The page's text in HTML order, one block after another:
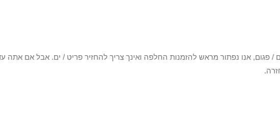
יום או שקיבלת פריט פגום / פגום, אנו נפתור מראש להזמנות החלפה ואינך צריך להחזיר פריט / ים. אבל אם